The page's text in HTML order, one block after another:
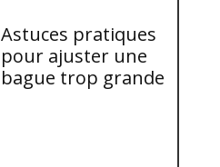
Astuces pratiques
pour ajuster une
bague trop grande